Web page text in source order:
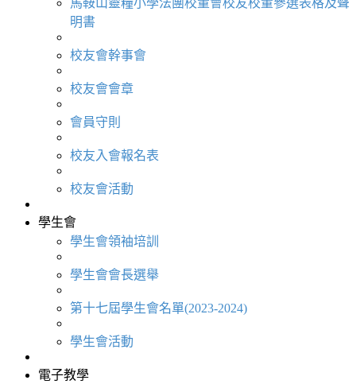
明書
校友會幹事會
校友會會章
會員守則
校友入會報名表
校友會活動
學生會
學生會領袖培訓
學生會會長選舉
第十七屆學生會名單(2023-2024)
學生會活動
電子教學